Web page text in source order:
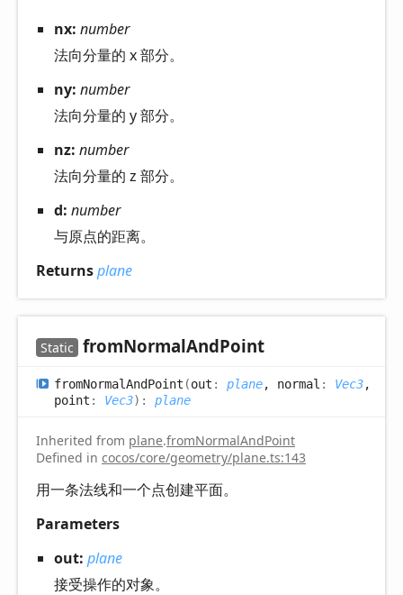
nx: number
法向分量的 x 部分。
ny: number
法向分量的 y 部分。
nz: number
法向分量的 z 部分。
d: number
与原点的距离。
Returnsplane
Static fromNormalAndPoint
fromNormalAndPoint (out : plane, normal : Vec3,
point : Vec3) : plane
Inherited from plane.fromNormalAndPoint
Defined in cocos/core/geometry/plane.ts:143
用一条法线和一个点创建平面。
Parameters
out: plane
接受操作的对象。